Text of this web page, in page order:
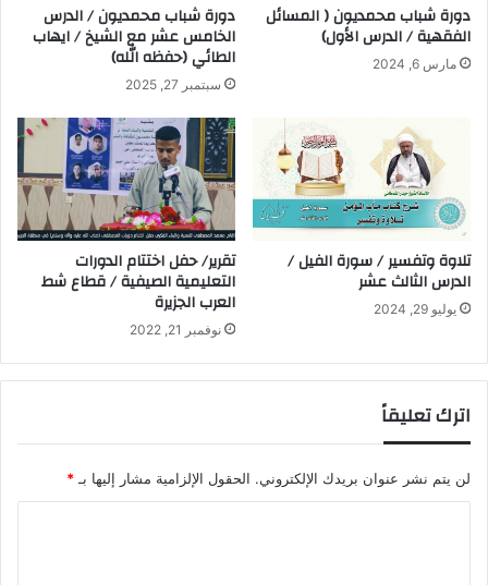
دورة شباب محمديون ( المسائل
الفقهية / الدرس الأول)
مارس 6, 2024
دورة شباب محمديون / الدرس
الخامس عشر مع الشيخ / ايهاب
الطائي (حفظه الله)
سبتمبر 27, 2025
تلاوة وتفسير / سورة الفيل /
الدرس الثالث عشر
يوليو 29, 2024
تقرير/ حفل اختتام الدورات
التعليمية الصيفية / قطاع شط
العرب الجزيرة
نوفمبر 21, 2022
اترك تعليقاً
لن يتم نشر عنوان بريدك الإلكتروني. الحقول الإلزامية مشار إليها بـ *